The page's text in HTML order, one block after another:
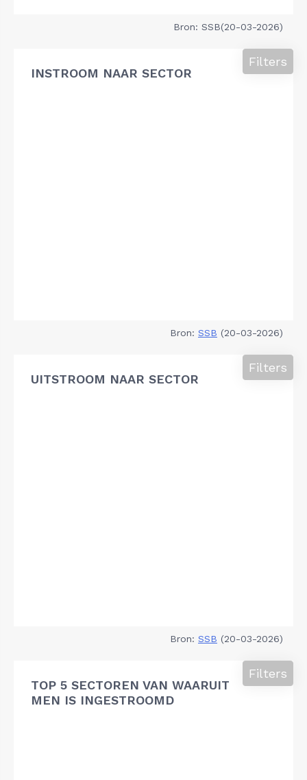
Bron: SSB(20-03-2026)
INSTROOM NAAR SECTOR
Filters
Bron: SSB (20-03-2026)
UITSTROOM NAAR SECTOR
Filters
Bron: SSB (20-03-2026)
TOP 5 SECTOREN VAN WAARUIT
MEN IS INGESTROOMD
Filters